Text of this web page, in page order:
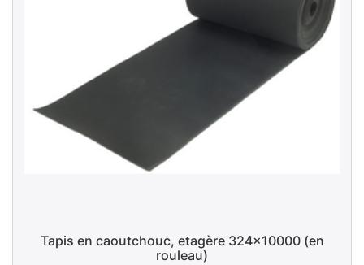
Tapis en caoutchouc, etagère 324x10000 (en
rouleau)